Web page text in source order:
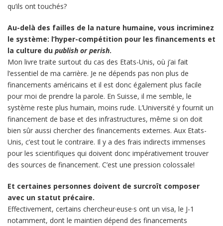
qu’ils ont touchés?
Au-delà des failles de la nature humaine, vous incriminez
le système: l’hyper-compétition pour les financements et
la culture du publish or perish.
Mon livre traite surtout du cas des Etats-Unis, où j’ai fait
l’essentiel de ma carrière. Je ne dépends pas non plus de
financements américains et il est donc également plus facile
pour moi de prendre la parole. En Suisse, il me semble, le
système reste plus humain, moins rude. L’Université y fournit un
financement de base et des infrastructures, même si on doit
bien sûr aussi chercher des financements externes. Aux Etats-
Unis, c’est tout le contraire. Il y a des frais indirects immenses
pour les scientifiques qui doivent donc impérativement trouver
des sources de financement. C’est une pression colossale!
Et certaines personnes doivent de surcroît composer
avec un statut précaire.
Effectivement, certains chercheur·euse·s ont un visa, le J-1
notamment, dont le maintien dépend des financements